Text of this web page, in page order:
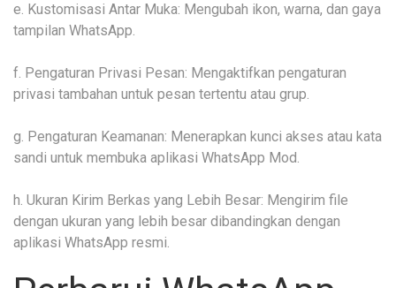
e. Kustomisasi Antar Muka: Mengubah ikon, warna, dan gaya
tampilan WhatsApp.
f. Pengaturan Privasi Pesan: Mengaktifkan pengaturan
privasi tambahan untuk pesan tertentu atau grup.
g. Pengaturan Keamanan: Menerapkan kunci akses atau kata
sandi untuk membuka aplikasi WhatsApp Mod.
h. Ukuran Kirim Berkas yang Lebih Besar: Mengirim file
dengan ukuran yang lebih besar dibandingkan dengan
aplikasi WhatsApp resmi.